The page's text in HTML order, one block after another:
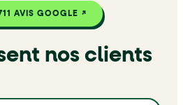
AVIS GOOGLE ↗
nos clients